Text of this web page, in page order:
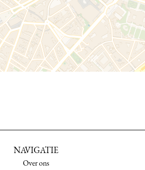
NAVIGATIE
Over ons